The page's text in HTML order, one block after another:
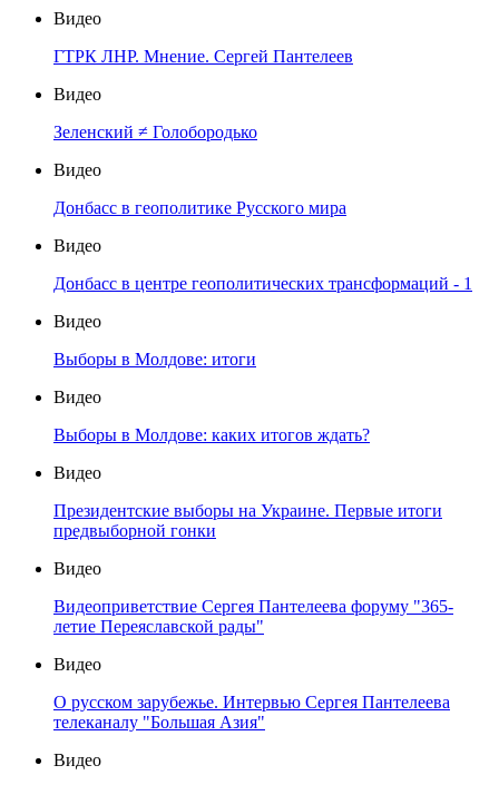
Видео
ГТРК ЛНР. Мнение. Сергей Пантелеев
Видео
Зеленский ≠ Голобородько
Видео
Донбасс в геополитике Русского мира
Видео
Донбасс в центре геополитических трансформаций - 1
Видео
Выборы в Молдове: итоги
Видео
Выборы в Молдове: каких итогов ждать?
Видео
Президентские выборы на Украине. Первые итоги
предвыборной гонки
Видео
Видеоприветствие Сергея Пантелеева форуму "365-
летие Переяславской рады"
Видео
О русском зарубежье. Интервью Сергея Пантелеева
телеканалу "Большая Азия"
Видео